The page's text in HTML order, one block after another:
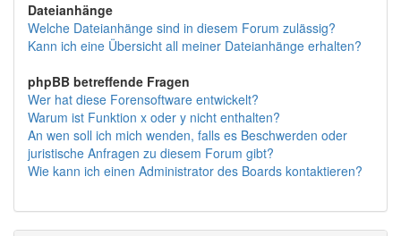
Dateianhänge
Welche Dateianhänge sind in diesem Forum zulässig?
Kann ich eine Übersicht all meiner Dateianhänge erhalten?
phpBB betreffende Fragen
Wer hat diese Forensoftware entwickelt?
Warum ist Funktion x oder y nicht enthalten?
An wen soll ich mich wenden, falls es Beschwerden oder
juristische Anfragen zu diesem Forum gibt?
Wie kann ich einen Administrator des Boards kontaktieren?